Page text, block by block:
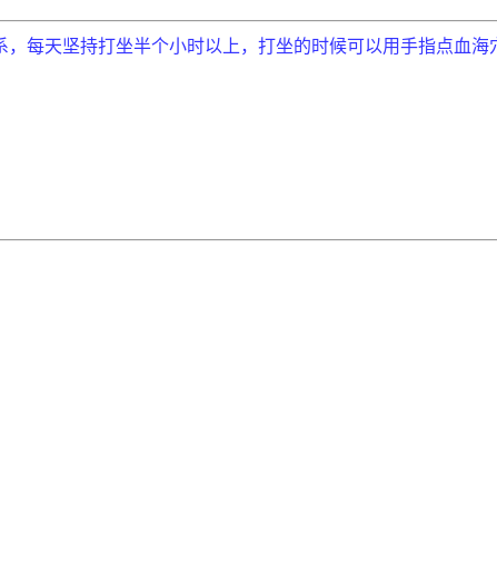
每天坚持打坐半个小时以上，打坐的时候可以用手指点血